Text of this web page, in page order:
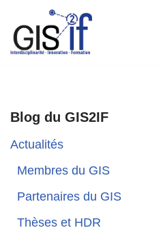
Aller
au
Blog du GIS2IF
Actualités
Membres du GIS
Partenaires du GIS
Thèses et HDR